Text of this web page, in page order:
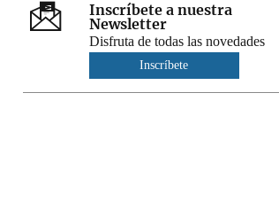
Inscríbete a nuestra
Newsletter
Disfruta de todas las novedades
Inscríbete